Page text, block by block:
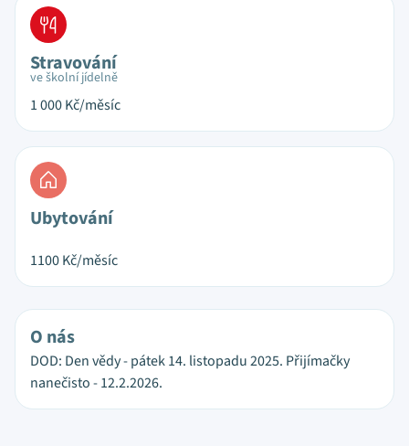
Stravování
ve školní jídelně
1 000Kč/měsíc
Ubytování
1100Kč/měsíc
O nás
DOD: Den vědy - pátek 14. listopadu 2025. Přijímačky
nanečisto - 12.2.2026.